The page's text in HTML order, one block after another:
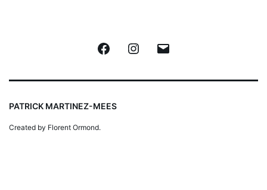
FacebookInstagram
PATRICK MARTINEZ-MEES
Created by Florent Ormond.